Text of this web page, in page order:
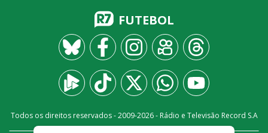
FUTEBOL
Todos os direitos reservados - 2009-2026- Rádio e Televisão Record S.A